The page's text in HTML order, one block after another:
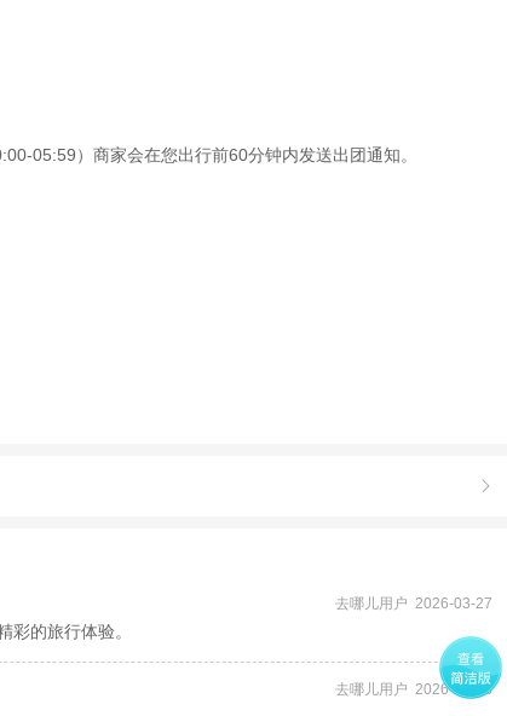
05:59）商家会在您出行前60分钟内发送出团通知。

去哪儿用户 2026-03-27
的旅行体验。
去哪儿用户 2026-03-28